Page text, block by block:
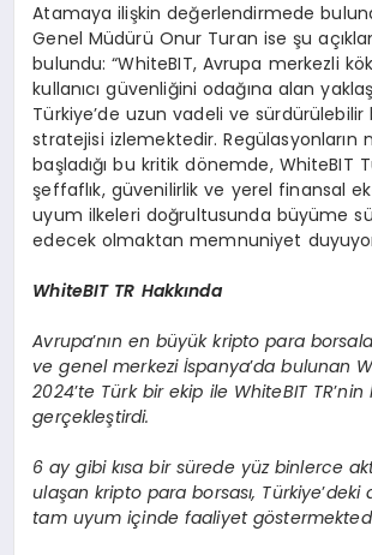
Atamaya ilişkin değerlendirmede
Genel Müdürü Onur Turan ise şu
bulundu: “WhiteBIT, Avrupa merkezli
kullanıcı güvenliğini odağına alan
Türkiye’de uzun vadeli ve
stratejisi izlemektedir. Regülasyonların
başladığı bu kritik dönemde, WhiteBIT
şeffaflık, güvenilirlik ve yerel finansal
uyum ilkeleri doğrultusunda büyüme
edecek olmaktan memnuniyet
WhiteBIT TR Hakkında
Avrupa’nın en büyük kripto para
ve genel merkezi İspanya’da bulunan
2024’te Türk bir ekip ile WhiteBIT TR’nin
gerçekleştirdi.
6 ay gibi kısa bir sürede yüz binlerce
ulaşan kripto para borsası, Türkiye’deki
tam uyum içinde faaliyet gö